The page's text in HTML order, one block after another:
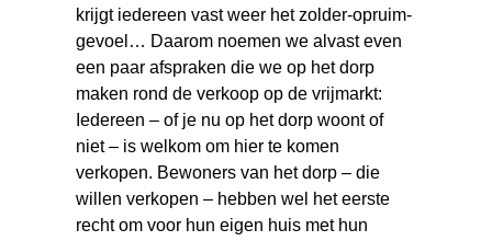
krijgt iedereen vast weer het zolder-opruim-
gevoel… Daarom noemen we alvast even
een paar afspraken die we op het dorp
maken rond de verkoop op de vrijmarkt:
Iedereen – of je nu op het dorp woont of
niet – is welkom om hier te komen
verkopen. Bewoners van het dorp – die
willen verkopen – hebben wel het eerste
recht om voor hun eigen huis met hun